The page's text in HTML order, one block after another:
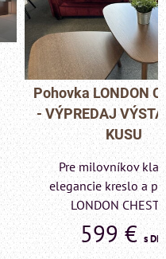
Pohovka LONDON
- VÝPREDAJ
KUSU
Pre milovníkov
elegancie kreslo a
LONDON
599 €s